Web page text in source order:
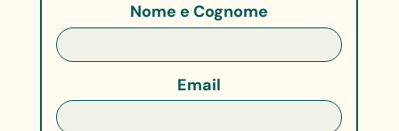
Nome e Cognome
Email